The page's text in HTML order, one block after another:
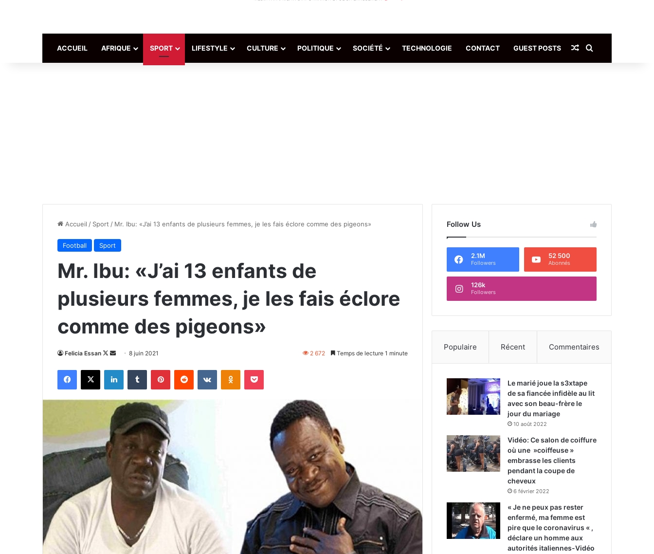
ACCUEIL AFRIQUE SPORT LIFESTYLE CULTURE POLITIQUE SOCIÉTÉ TECHNOLOGIE CONTACT GUEST POSTS Article Aléatoire
Accueil / Sport / Mr. Ibu: «J’ai 13 enfants de plusieurs femmes, je les fais éclore comme des pigeons»
Football Sport
Mr. Ibu: «J’ai 13 enfants de
plusieurs femmes, je les fais éclore
comme des pigeons»
Felicia Essan
Follow
X
Envoyer8 juin 2021 2 672 Temps de lecture 1 minute
Facebook
X LinkedinTumblr PinterestReddit VKontakteOdnoklassniki
Pocket
Follow Us
2.1M
Followers
52 500
Abonnés
126k
Followers
Populaire Récent Commentaires
Le marié joue la s3xtape
de sa fiancée infidèle au lit
avec son beau-frère le
jour du mariage
10 août 2022
Vidéo: Ce salon de coiffure
où une »coiffeuse »
embrasse les clients
pendant la coupe de
cheveux
6 février 2022
« Je ne peux pas rester
enfermé, ma femme est
pire que le coronavirus « ,
déclare un homme aux
autorités italiennes-Vidéo